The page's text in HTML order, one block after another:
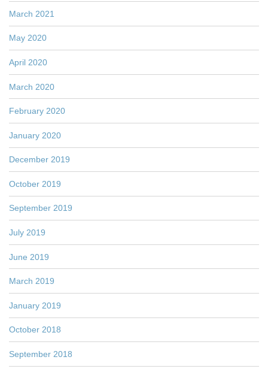
March 2021
May 2020
April 2020
March 2020
February 2020
January 2020
December 2019
October 2019
September 2019
July 2019
June 2019
March 2019
January 2019
October 2018
September 2018